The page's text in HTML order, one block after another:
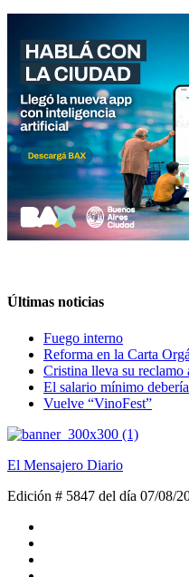
Últimas noticias
Fuego interno
Reforma en la Carta
Cristina lleva su
El salario mínimo
Vuelve “VinoFest”
El Mensajero Diario
Edición # 5847 del día 07/08/